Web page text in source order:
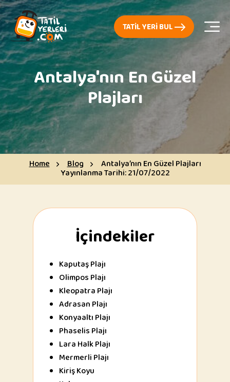
TATIL YERI BUL
Antalya'nın En Güzel
Plajları
Home Blog Antalya’nın En Güzel Plajları
Yayınlanma Tarihi:21/07/2022
İçindekiler
Kaputaş Plajı
Olimpos Plajı
Kleopatra Plajı
Adrasan Plajı
Konyaaltı Plajı
Phaselis Plajı
Lara Halk Plajı
Mermerli Plajı
Kiriş Koyu